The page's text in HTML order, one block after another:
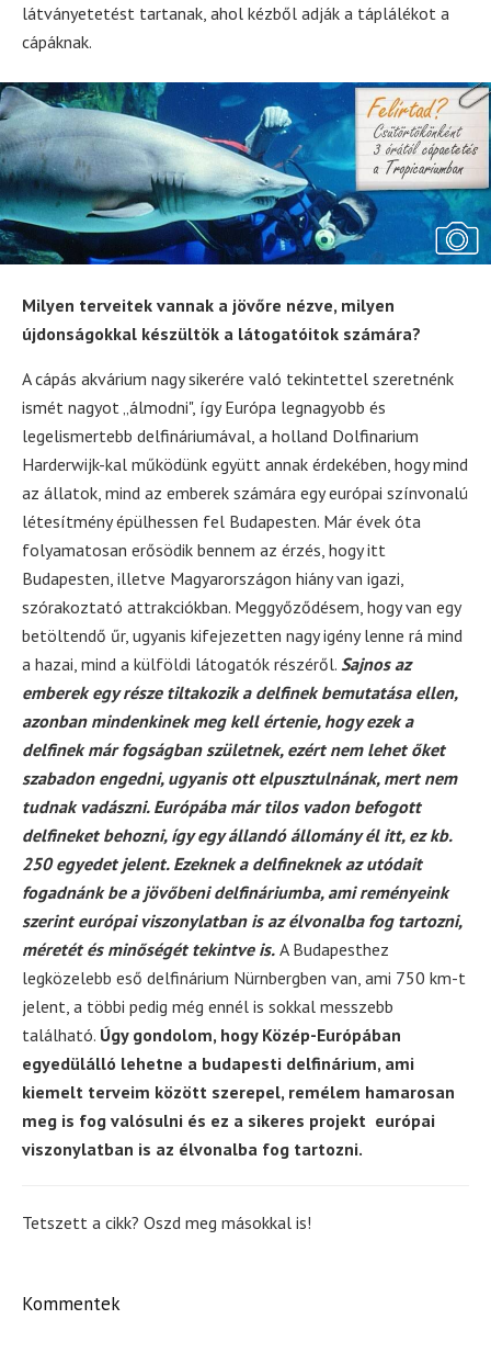
látványetetést tartanak, ahol kézből adják a táplálékot a
cápáknak.
Milyen terveitek vannak a jövőre nézve, milyen
újdonságokkal készültök a látogatóitok számára?
A cápás akvárium nagy sikerére való tekintettel szeretnénk
ismét nagyot „álmodni", így Európa legnagyobb és
legelismertebb delfináriumával, a holland Dolfinarium
Harderwijk-kal működünk együtt annak érdekében, hogy mind
az állatok, mind az emberek számára egy európai színvonalú
létesítmény épülhessen fel Budapesten. Már évek óta
folyamatosan erősödik bennem az érzés, hogy itt
Budapesten, illetve Magyarországon hiány van igazi,
szórakoztató attrakciókban. Meggyőződésem, hogy van egy
betöltendő űr, ugyanis kifejezetten nagy igény lenne rá mind
a hazai, mind a külföldi látogatók részéről. Sajnos az
emberek egy része tiltakozik a delfinek bemutatása ellen,
azonban mindenkinek meg kell értenie, hogy ezek a
delfinek már fogságban születnek, ezért nem lehet őket
szabadon engedni, ugyanis ott elpusztulnának, mert nem
tudnak vadászni. Európába már tilos vadon befogott
delfineket behozni, így egy állandó állomány él itt, ez kb.
250 egyedet jelent. Ezeknek a delfineknek az utódait
fogadnánk be a jövőbeni delfináriumba, ami reményeink
szerint európai viszonylatban is az élvonalba fog tartozni,
méretét és minőségét tekintve is. A Budapesthez
legközelebb eső delfinárium Nürnbergben van, ami 750 km-t
jelent, a többi pedig még ennél is sokkal messzebb
található. Úgy gondolom, hogy Közép-Európában
egyedülálló lehetne a budapesti delfinárium, ami
kiemelt terveim között szerepel, remélem hamarosan
meg is fog valósulni és ez a sikeres projekt európai
viszonylatban is az élvonalba fog tartozni.
Tetszett a cikk? Oszd meg másokkal is!
Kommentek